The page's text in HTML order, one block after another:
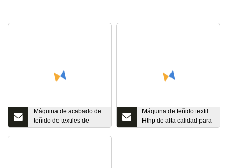
Máquina de acabado de
teñido de textiles de
desbordamiento de tela
Máquina de teñido textil
Hthp de alta calidad para
algodón, nailon, poliéster,